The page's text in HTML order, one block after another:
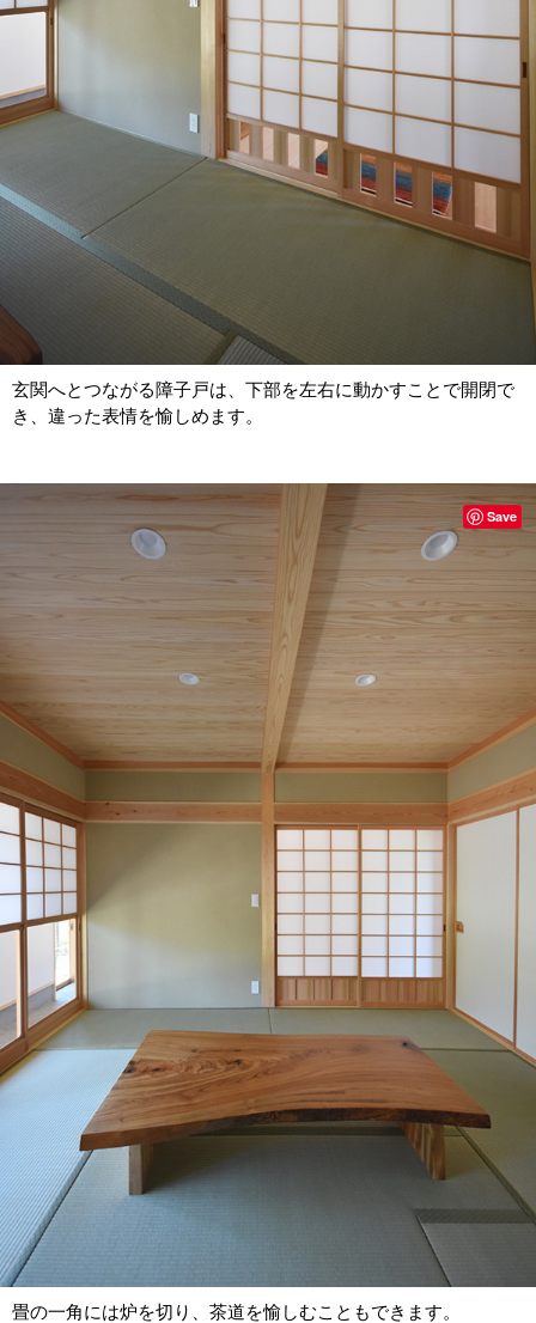
玄関へとつながる障子戸は、下部を左右に動かすことで開閉で
き、違った表情を愉しめます。
畳の一角には炉を切り、茶道を愉しむこともできます。
Save